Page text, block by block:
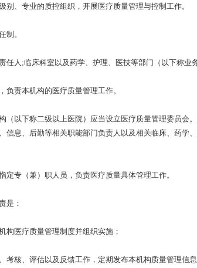
、专业的质控组织，开展医疗质量管理与控制工作。
。
;临床科室以及药学、护理、医技等部门（以下称业
责本机构的医疗质量管理工作。
以下称二级以上医院）应当设立医疗质量管理委员会
信息、后勤等相关职能部门负责人以及相关临床、药学
专（兼）职人员，负责医疗质量具体管理工作。
是：
医疗质量管理制度并组织实施；
核、评估以及反馈工作，定期发布本机构质量管理信息